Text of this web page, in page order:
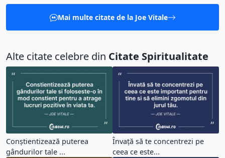
Mai multe citate de la Joe Vitale
Alte citate celebre din Citate Spiritualitate
Conștientizează puterea
gândurilor tale ...
Învață să te concentrezi pe
ceea ce este...